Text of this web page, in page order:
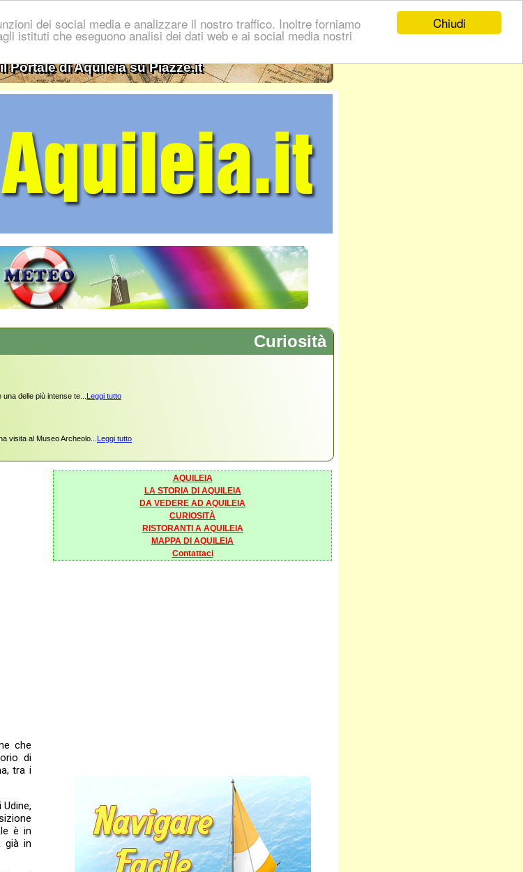
Chiudi
dei social media e analizzare il nostro traffico. Inoltre forniamo
istituti che eseguono analisi dei dati web e ai social media nostri
Portale di Aquileia su Piazze.it
Curiosità
delle più intense te... Leggi tutto
visita al Museo Archeolo... Leggi tutto
che
di
tra i
è in
già in
AQUILEIA
LA STORIA DI AQUILEIA
DA VEDERE AD AQUILEIA
CURIOSITÀ
RISTORANTI A AQUILEIA
MAPPA DI AQUILEIA
Contattaci